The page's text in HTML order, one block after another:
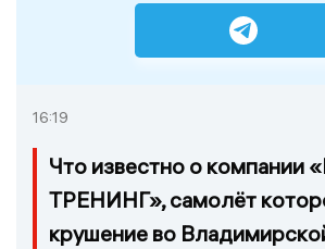
16:19
Что известно о компании
ТРЕНИНГ», самолёт
крушение во